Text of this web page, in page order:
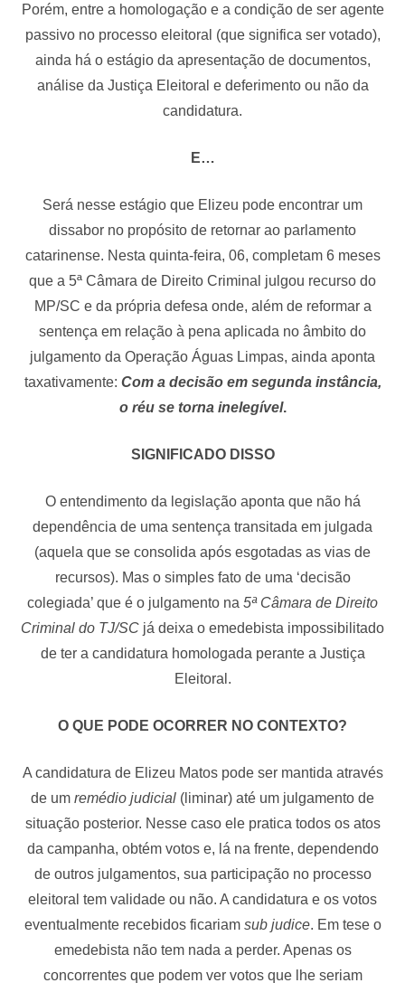
Porém, entre a homologação e a condição de ser agente
passivo no processo eleitoral (que significa ser votado),
ainda há o estágio da apresentação de documentos,
análise da Justiça Eleitoral e deferimento ou não da
candidatura.
E…
Será nesse estágio que Elizeu pode encontrar um
dissabor no propósito de retornar ao parlamento
catarinense. Nesta quinta-feira, 06, completam 6 meses
que a 5ª Câmara de Direito Criminal julgou recurso do
MP/SC e da própria defesa onde, além de reformar a
sentença em relação à pena aplicada no âmbito do
julgamento da Operação Águas Limpas, ainda aponta
taxativamente: Com a decisão em segunda instância,
o réu se torna inelegível.
SIGNIFICADO DISSO
O entendimento da legislação aponta que não há
dependência de uma sentença transitada em julgada
(aquela que se consolida após esgotadas as vias de
recursos). Mas o simples fato de uma ‘decisão
colegiada’ que é o julgamento na 5ª Câmara de Direito
Criminal do TJ/SC já deixa o emedebista impossibilitado
de ter a candidatura homologada perante a Justiça
Eleitoral.
O QUE PODE OCORRER NO CONTEXTO?
A candidatura de Elizeu Matos pode ser mantida através
de um remédio judicial (liminar) até um julgamento de
situação posterior. Nesse caso ele pratica todos os atos
da campanha, obtém votos e, lá na frente, dependendo
de outros julgamentos, sua participação no processo
eleitoral tem validade ou não. A candidatura e os votos
eventualmente recebidos ficariamsub judice. Em tese o
emedebista não tem nada a perder. Apenas os
concorrentes que podem ver votos que lhe seriam